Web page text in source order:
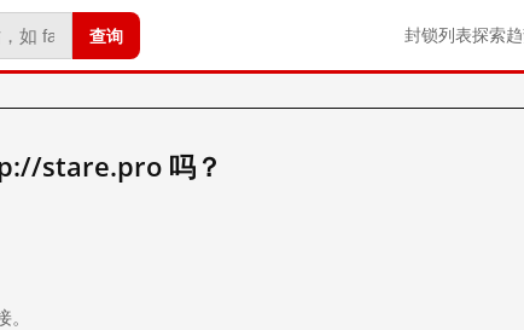
查询 封锁列表探索
stare.pro 吗？